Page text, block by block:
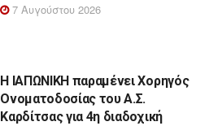
7 Αυγούστου 2026
Η ΙΑΠΩΝΙΚΗ παραμένει Χορηγός
Ονοματοδοσίας του Α.Σ.
Καρδίτσας για 4η διαδοχική